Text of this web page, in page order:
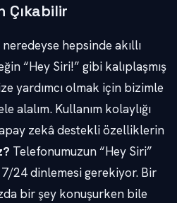
Çıkabilir
neredeyse hepsinde akıllı
“Hey Siri!” gibi kalıplaşmış
yardımcı olmak için bizimle
alalım. Kullanım kolaylığı
zekâ destekli özelliklerin
Telefonumuzun “Hey Siri”
24 dinlemesi gerekiyor. Bir
bir şey konuşurken bile